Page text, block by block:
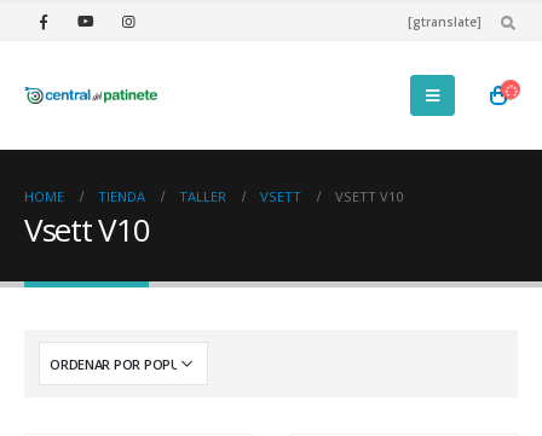
[gtranslate]
HOME TIENDA TALLER VSETT VSETT V10
Vsett V10